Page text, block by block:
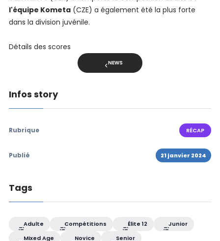
l'équipe Kometa(CZE) a également été la plus forte
dans la division juvénile.
Détails des scores
NEWS
Infos story
Rubrique RÉCAP
Publié 21 janvier 2024
Tags
Adulte Compétitions Élite 12
Junior
Mixed Age
Novice Senior